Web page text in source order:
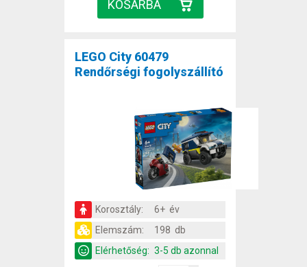
LEGO City 60479
Rendőrségi fogolyszállító
Korosztály:
6+ év
Elemszám:
198 db
Elérhetőség: 3-5 db azonnal